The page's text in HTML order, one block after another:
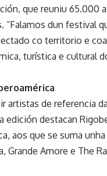
que reuniu 65.000
dun festival
co territorio e
turística e cultural
artistas de referencia
destacan
aos que se suma
Grande Amore e The